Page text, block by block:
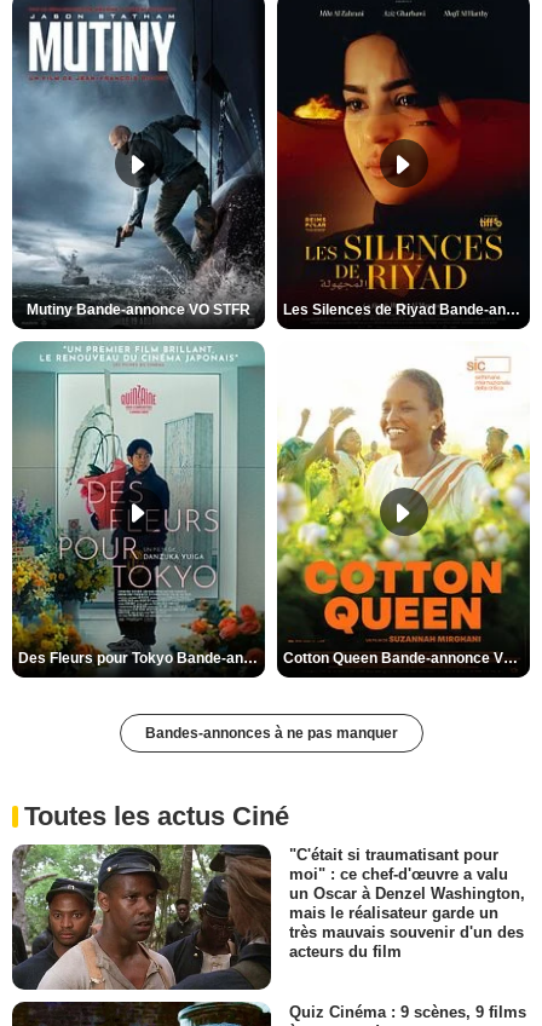
Mutiny Bande-annonce VO STFR Les Silences de Riyad Bande-annonce VO STFR
Des Fleurs pour Tokyo Bande-annonce VO STFR Cotton Queen Bande-annonce VO STFR
Bandes-annonces à ne pas manquer
Toutes les actus Ciné
"C'était si traumatisant pour
moi" : ce chef-d'œuvre a valu
un Oscar à Denzel Washington,
mais le réalisateur garde un
très mauvais souvenir d'un des
acteurs du film
Quiz Cinéma : 9 scènes, 9 films